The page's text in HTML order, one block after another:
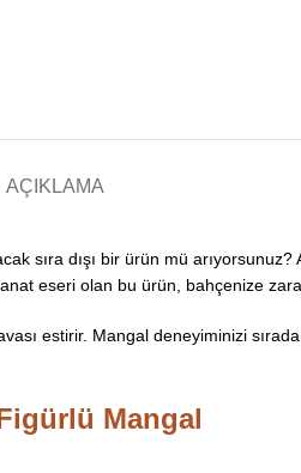
AÇIKLAMA
sıra dışı bir ürün mü
eseri olan bu ürün, bahçenize
estirir. Mangal deneyiminizi
Mangal